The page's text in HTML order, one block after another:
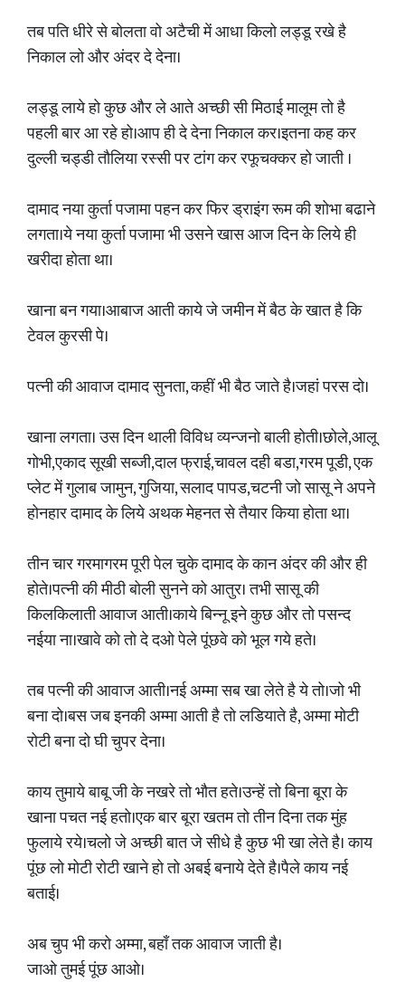
तब पति धीरे से बोलता वो अटैची में आधा किलो लड्डू रखे है
निकाल लो और अंदर दे देना।
लड्डू लाये हो कुछ और ले आते अच्छी सी मिठाई मालूम तो है
पहली बार आ रहे हो।आप ही दे देना निकाल कर।इतना कह कर
दुल्ली चड्डी तौलिया रस्सी पर टांग कर रफूचक्कर हो जाती ।
दामाद नया कुर्ता पजामा पहन कर फिर ड्राइंग रूम की शोभा बढाने
लगता।ये नया कुर्ता पजामा भी उसने खास आज दिन के लिये ही
खरीदा होता था।
खाना बन गया।आबाज आती काये जे जमीन में बैठ के खात है कि
टेवल कुरसी पे।
पत्नी की आवाज दामाद सुनता, कहीं भी बैठ जाते है।जहां परस दो।
खाना लगता। उस दिन थाली विविध व्यन्जनो बाली होती।छोले,आलू
गोभी,एकाद सूखी सब्जी,दाल फ्राई,चावल दही बडा,गरम पूडी, एक
प्लेट में गुलाब जामुन, गुजिया, सलाद पापड,चटनी जो सासू ने अपने
होनहार दामाद के लिये अथक मेहनत से तैयार किया होता था।
तीन चार गरमागरम पूरी पेल चुके दामाद के कान अंदर की और ही
होते।पत्नी की मीठी बोली सुनने को आतुर। तभी सासू की
किलकिलाती आवाज आती।काये बिन्नू इने कुछ और तो पसन्द
नईया ना।खावे को तो दे दओ पेले पूंछवे को भूल गये हते।
तब पत्नी की आवाज आती।नई अम्मा सब खा लेते है ये तो।जो भी
बना दो।बस जब इनकी अम्मा आती है तो लडियाते है, अम्मा मोटी
रोटी बना दो घी चुपर देना।
काय तुमाये बाबू जी के नखरे तो भौत हते।उन्हें तो बिना बूरा के
खाना पचत नई हतो।एक बार बूरा खतम तो तीन दिना तक मुंह
फुलाये रये।चलो जे अच्छी बात जे सीधे है कुछ भी खा लेते है। काय
पूंछ लो मोटी रोटी खाने हो तो अबई बनाये देते है।पैले काय नई
बताई।
अब चुप भी करो अम्मा, बहाँ तक आवाज जाती है।
जाओ तुमई पूंछ आओ।